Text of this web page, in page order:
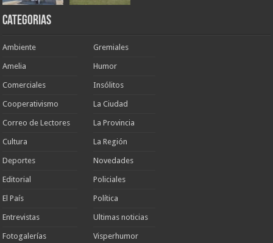
Categorias
Ambiente
Amelia
Comerciales
Cooperativismo
Correo de Lectores
Cultura
Deportes
Editorial
El País
Entrevistas
Fotogalerías
Gremiales
Humor
Insólitos
La Ciudad
La Provincia
La Región
Novedades
Policiales
Política
Ultimas noticias
Visperhumor